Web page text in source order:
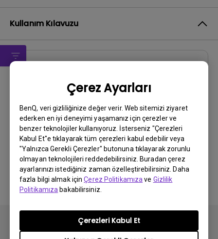
Çerez Ayarları
BenQ, veri gizliliğinize değer verir. Web sitemizi ziyaret
ederken en iyi deneyimi yaşamanız için çerezler ve
benzer teknolojiler kullanıyoruz. İsterseniz "Çerezleri
Kabul Et"e tıklayarak tüm çerezleri kabul edebilir veya
"Yalnızca Gerekli Çerezler" butonuna tıklayarak zorunlu
olmayan teknolojileri reddedebilirsiniz. Buradan çerez
ayarlarınızı istediğiniz zaman özelleştirebilirsiniz. Daha
fazla bilgi almak içinÇerez Politikamıza ve Gizlilik
Politikamıza bakabilirsiniz.
Çerezleri Kabul Et
Kullanım Kılavuzu
Güncelleme:2017/10/12
Dil:
Dosya Boyutu:1.36 MB
Sürüm:NA
Önizleme